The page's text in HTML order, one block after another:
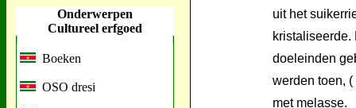
Onderwerpen
Cultureel erfgoed
Boeken
OSO dresi
uit het
doeleinden
werden toen,
met melasse.